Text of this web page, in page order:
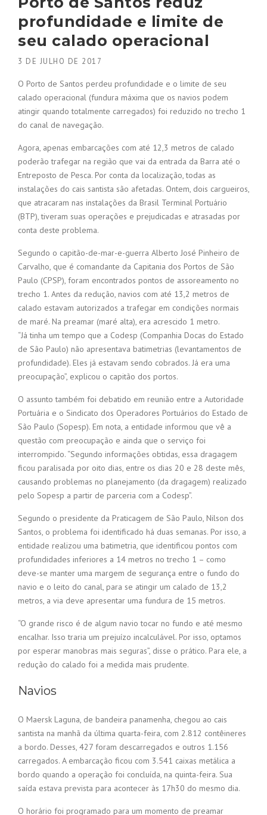
profundidade e limite de
seu calado operacional
3 DE JULHO DE 2017
O Porto de Santos perdeu profundidade e o limite de seu
calado operacional (fundura máxima que os navios podem
atingir quando totalmente carregados) foi reduzido no trecho 1
do canal de navegação.
Agora, apenas embarcações com até 12,3 metros de calado
poderão trafegar na região que vai da entrada da Barra até o
Entreposto de Pesca. Por conta da localização, todas as
instalações do cais santista são afetadas. Ontem, dois cargueiros,
que atracaram nas instalações da Brasil Terminal Portuário
(BTP), tiveram suas operações e prejudicadas e atrasadas por
conta deste problema.
Segundo o capitão-de-mar-e-guerra Alberto José Pinheiro de
Carvalho, que é comandante da Capitania dos Portos de São
Paulo (CPSP), foram encontrados pontos de assoreamento no
trecho 1. Antes da redução, navios com até 13,2 metros de
calado estavam autorizados a trafegar em condições normais
de maré. Na preamar (maré alta), era acrescido 1 metro.
“Já tinha um tempo que a Codesp (Companhia Docas do Estado
de São Paulo) não apresentava batimetrias (levantamentos de
profundidade). Eles já estavam sendo cobrados. Já era uma
preocupação”, explicou o capitão dos portos.
O assunto também foi debatido em reunião entre a Autoridade
Portuária e o Sindicato dos Operadores Portuários do Estado de
São Paulo (Sopesp). Em nota, a entidade informou que vê a
questão com preocupação e ainda que o serviço foi
interrompido. “Segundo informações obtidas, essa dragagem
ficou paralisada por oito dias, entre os dias 20 e 28 deste mês,
causando problemas no planejamento (da dragagem) realizado
pelo Sopesp a partir de parceria com a Codesp”.
Segundo o presidente da Praticagem de São Paulo, Nilson dos
Santos, o problema foi identificado há duas semanas. Por isso, a
entidade realizou uma batimetria, que identificou pontos com
profundidades inferiores a 14 metros no trecho 1 – como
deve-se manter uma margem de segurança entre o fundo do
navio e o leito do canal, para se atingir um calado de 13,2
metros, a via deve apresentar uma fundura de 15 metros.
“O grande risco é de algum navio tocar no fundo e até mesmo
encalhar. Isso traria um prejuízo incalculável. Por isso, optamos
por esperar manobras mais seguras”, disse o prático. Para ele, a
redução do calado foi a medida mais prudente.
Navios
O Maersk Laguna, de bandeira panamenha, chegou ao cais
santista na manhã da última quarta-feira, com 2.812 contêineres
a bordo. Desses, 427 foram descarregados e outros 1.156
carregados. A embarcação ficou com 3.541 caixas metálica a
bordo quando a operação foi concluída, na quinta-feira. Sua
saída estava prevista para acontecer às 17h30 do mesmo dia.
O horário foi programado para um momento de preamar